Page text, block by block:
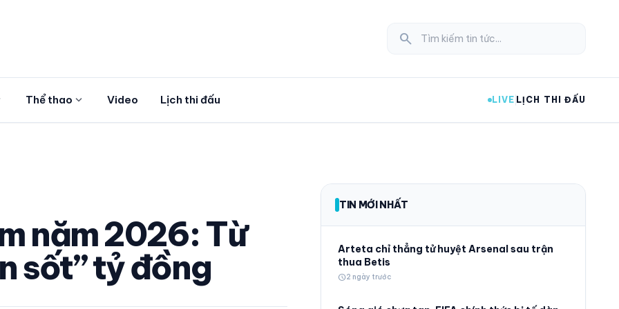
search
Thể thao expand_more Video Lịch thi đấu LIVE LỊCH THI ĐẤU
năm 2026: Từ
sốt” tỷ đồng
TIN MỚI NHẤT
Arteta chỉ thẳng tử huyệt Arsenal sau trận
thua Betis
schedule2 ngày trước